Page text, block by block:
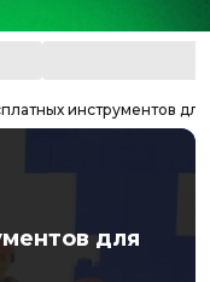
инструментов
для